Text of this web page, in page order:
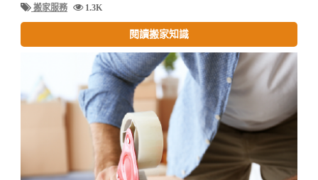
搬家服務 1.3K
閱讀搬家知識